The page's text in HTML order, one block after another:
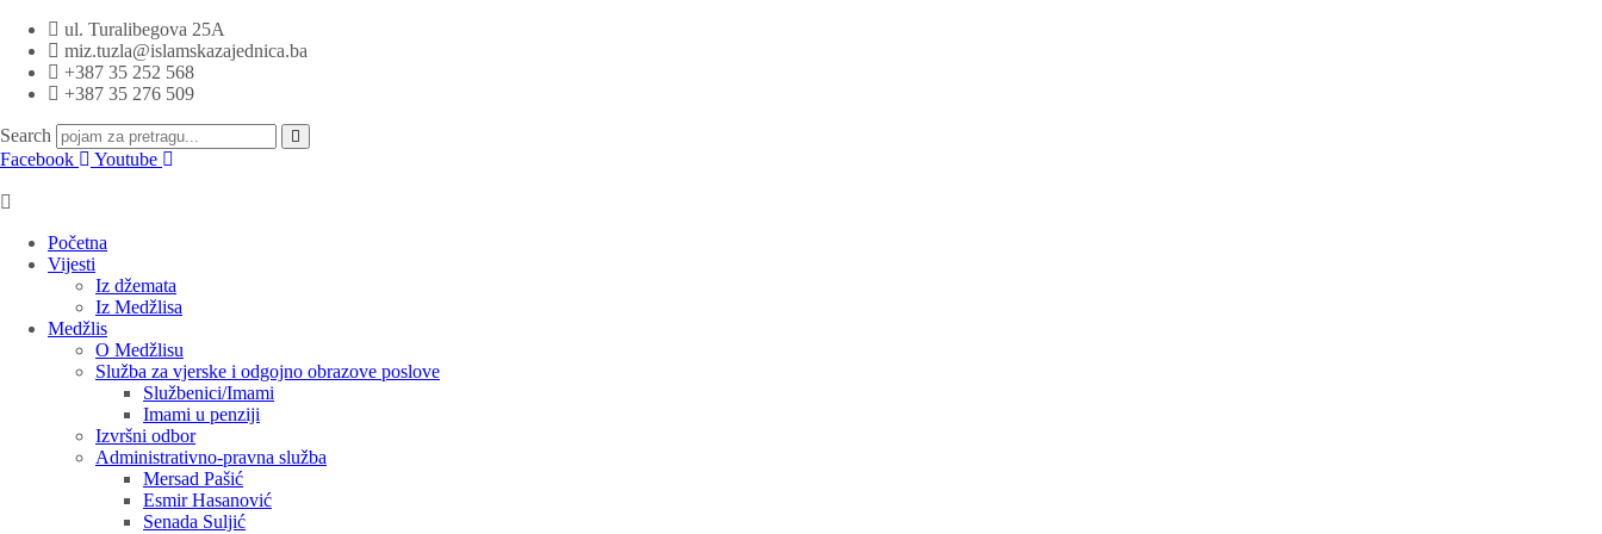
ul. Turalibegova 25A
miz.tuzla@islamskazajednica.ba
+387 35 252 568
+387 35 276 509
Search
Facebook
Youtube
Početna
Vijesti
Iz džemata
Iz Medžlisa
Medžlis
O Medžlisu
Služba za vjerske i odgojno obrazove poslove
Službenici/Imami
Imami u penziji
Izvršni odbor
Administrativno-pravna služba
Mersad Pašić
Esmir Hasanović
Senada Suljić